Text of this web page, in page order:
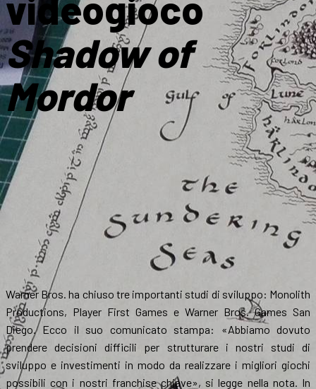
Shadow of
Mordor
Warner Bros. ha chiuso tre importanti studi di sviluppo: Monolith
Productions, Player First Games e Warner Bros. Games San
Diego. Ecco il suo comunicato stampa: «Abbiamo dovuto
prendere decisioni difficili per strutturare i nostri studi di
sviluppo e investimenti in modo da realizzare i migliori giochi
possibili con i nostri franchise chiave», si legge nella nota. In